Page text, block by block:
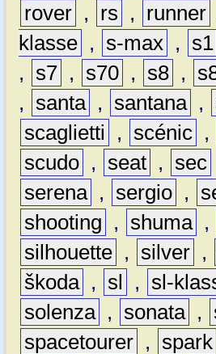
rover , rs , runner
klasse , s-max , s1
,
s7 , s70 , s8 ,
,
santa , santana ,
scaglietti
, scénic ,
scudo , seat , sec
serena , sergio ,
shooting
, shuma ,
silhouette , silver ,
škoda , sl , sl-
solenza , sonata ,
spacetourer , spark